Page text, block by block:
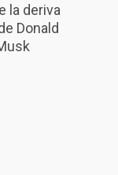
la deriva
Donald